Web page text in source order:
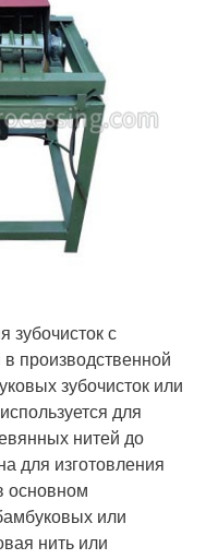
зубочисток с
производственной
зубочисток или
для
нитей до
для изготовления
основном
или
нить или